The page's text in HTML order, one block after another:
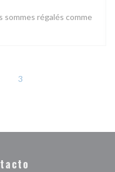
sommes régalés comme
3